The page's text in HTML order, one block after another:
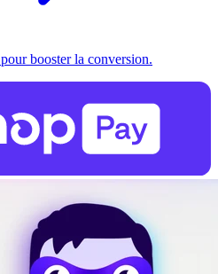
booster la conversion.